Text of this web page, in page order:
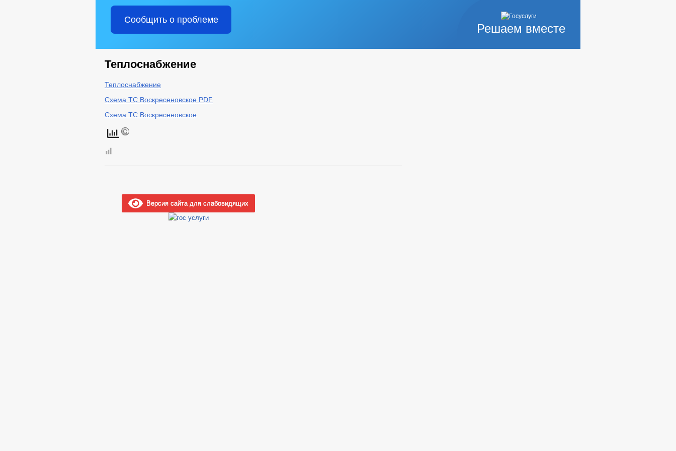
Решаем вместе
Сообщить о проблеме
Теплоснабжение
Теплоснабжение
Схема ТС Воскресеновское PDF
Схема ТС Воскресеновское
Версия сайта для слабовидящих